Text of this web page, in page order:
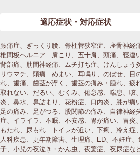
適応症状・対応症状
腰痛症、ぎっくり腰、脊柱菅狭窄症、座骨神経痛
椎間板ヘルニア、肩こり、五十肩、頭痛、寝違い
背部痛、肋間神経痛、ムチ打ち症、けんしょう炎
リウマチ、頭痛、めまい、耳鳴り、のぼせ、目
れ、歯痛、歯茎が浮く、歯茎の痛み・腫れ、疲
取れない、だるい、むくみ、倦怠感、喘息、咳
炎、鼻水、鼻詰まり、花粉症、口内炎、膝が痛い
足の痛み、足がつる、股関節の痛み、自律神経
症、イライラ、不眠、不安感、胃が痛い、胃炎
もたれ、尿もれ、トイレが近い、下痢、冷え症
人科疾患、更年期障害、生理痛、ED、不妊症、
子、小児の夜泣き・かん虫、夜驚症、夜尿症など